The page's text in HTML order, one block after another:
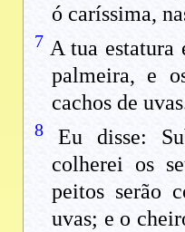
ó caríssima,
7 A tua estatura
palmeira, e
cachos de
8
Eu disse:
colherei os
peitos serão
uvas; e o